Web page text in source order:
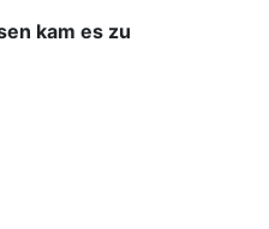
kam es zu